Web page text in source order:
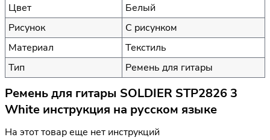
Цвет
Белый
Рисунок
С рисунком
Материал
Текстиль
Тип
Ремень для гитары
Ремень для гитары SOLDIER STP2826 3
White инструкция на русском языке
На этот товар еще нет инструкций